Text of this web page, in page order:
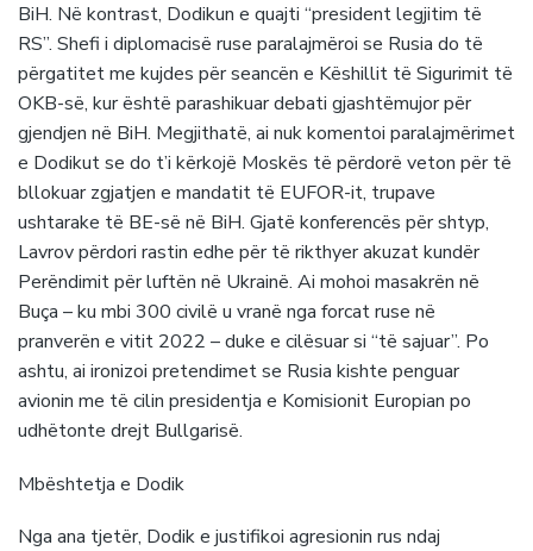
BiH. Në kontrast, Dodikun e quajti “president legjitim të
RS”. Shefi i diplomacisë ruse paralajmëroi se Rusia do të
përgatitet me kujdes për seancën e Këshillit të Sigurimit të
OKB-së, kur është parashikuar debati gjashtëmujor për
gjendjen në BiH. Megjithatë, ai nuk komentoi paralajmërimet
e Dodikut se do t’i kërkojë Moskës të përdorë veton për të
bllokuar zgjatjen e mandatit të EUFOR-it, trupave
ushtarake të BE-së në BiH. Gjatë konferencës për shtyp,
Lavrov përdori rastin edhe për të rikthyer akuzat kundër
Perëndimit për luftën në Ukrainë. Ai mohoi masakrën në
Buça – ku mbi 300 civilë u vranë nga forcat ruse në
pranverën e vitit 2022 – duke e cilësuar si “të sajuar”. Po
ashtu, ai ironizoi pretendimet se Rusia kishte penguar
avionin me të cilin presidentja e Komisionit Europian po
udhëtonte drejt Bullgarisë.
Mbështetja e Dodik
Nga ana tjetër, Dodik e justifikoi agresionin rus ndaj